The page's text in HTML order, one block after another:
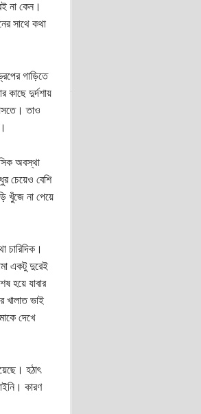
না কেন।
সাথে কথা
গাড়িতে
কাছে দুর্দশায়
তাও
অবস্থা
চেয়েও বেশি
খুঁজে না পেয়ে
চারিদিক।
একটু দুরেই
হয়ে যাবার
খালাত ভাই
দেখে
হঠাৎ
কারণ